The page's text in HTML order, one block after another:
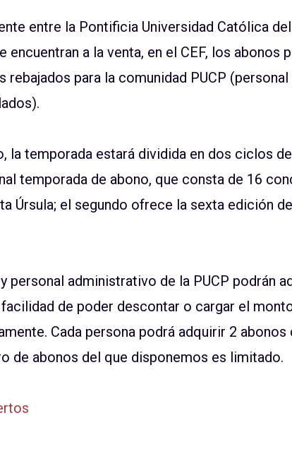
entre la Pontificia Universidad Católica
encuentran a la venta, en el CEF, los abonos
para la comunidad PUCP
la temporada estará dividida en dos ciclos
temporada de abono, que consta de 16
Úrsula; el segundo ofrece la sexta edición
personal administrativo de la PUCP podrán
de poder descontar o cargar el
Cada persona podrá adquirir 2
de abonos del que disponemos es limitado.